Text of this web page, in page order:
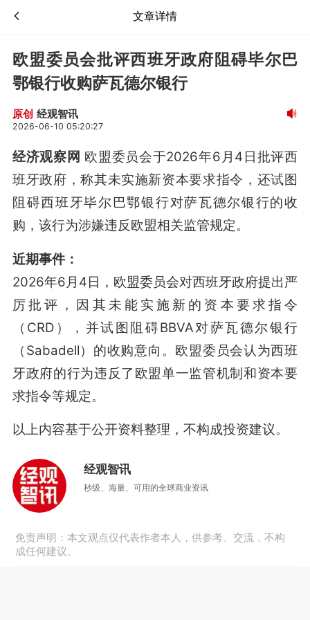
文章详情
欧盟委员会批评西班牙政府阻碍毕尔巴
鄂银行收购萨瓦德尔银行
原创 经观智讯
2026-06-10 05:20:27
经济观察网 欧盟委员会于2026年6月4日批评西
班牙政府，称其未实施新资本要求指令，还试图
阻碍西班牙毕尔巴鄂银行对萨瓦德尔银行的收
购，该行为涉嫌违反欧盟相关监管规定。
近期事件：
2026年6月4日，欧盟委员会对西班牙政府提出严
厉批评，因其未能实施新的资本要求指令
（CRD），并试图阻碍BBVA对萨瓦德尔银行
（Sabadell）的收购意向。欧盟委员会认为西班
牙政府的行为违反了欧盟单一监管机制和资本要
求指令等规定。
以上内容基于公开资料整理，不构成投资建议。
经观智讯
秒级、海量、可用的全球商业资讯
免责声明：本文观点仅代表作者本人，供参考、交流，不构
成任何建议。